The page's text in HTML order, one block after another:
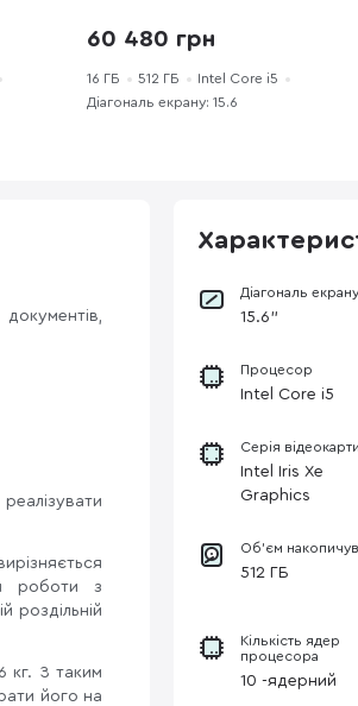
4050
SSD 512 ГБ / GeForce RTX 3050
60 480 грн
16 ГБ 512 ГБ
Intel Core i5
Діагональ екрану: 15.6
роботи з
роздільній
кг. З таким
його на
Діагональ екрану
15.6"
Процесор
Intel Core i5
Серія відеокарти
Intel Iris Xe
Graphics
Об'єм
512 ГБ
Кількість ядер
процесора
10 -ядерний